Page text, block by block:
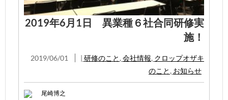
2019年6月1日 異業種６社合同研修実
施！
2019/06/01 研修のこと,会社情報, クロップオザキ
のこと, お知らせ
尾崎博之